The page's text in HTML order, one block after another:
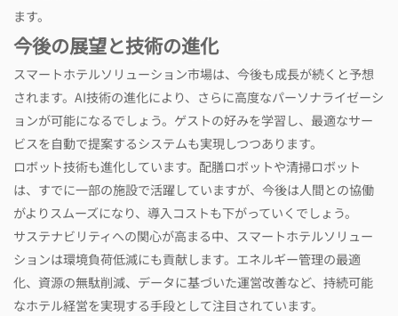
ます。
今後の展望と技術の進化
スマートホテルソリューション市場は、今後も成長が続くと予想
されます。AI技術の進化により、さらに高度なパーソナライゼーシ
ョンが可能になるでしょう。ゲストの好みを学習し、最適なサー
ビスを自動で提案するシステムも実現しつつあります。
ロボット技術も進化しています。配膳ロボットや清掃ロボット
は、すでに一部の施設で活躍していますが、今後は人間との協働
がよりスムーズになり、導入コストも下がっていくでしょう。
サステナビリティへの関心が高まる中、スマートホテルソリュー
ションは環境負荷低減にも貢献します。エネルギー管理の最適
化、資源の無駄削減、データに基づいた運営改善など、持続可能
なホテル経営を実現する手段として注目されています。